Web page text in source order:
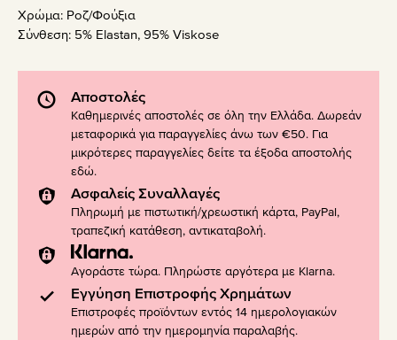
Χρώμα: Ροζ/Φούξια
Σύνθεση: 5% Elastan, 95% Viskose
Αποστολές
Καθημερινές αποστολές σε όλη την Ελλάδα. Δωρεάν
μεταφορικά για παραγγελίες άνω των €50. Για
μικρότερες παραγγελίες δείτε τα έξοδα αποστολής
εδώ.
Ασφαλείς Συναλλαγές
Πληρωμή με πιστωτική/χρεωστική κάρτα, PayPal,
τραπεζική κατάθεση, αντικαταβολή.
Αγοράστε τώρα. Πληρώστε αργότερα με Klarna.
Εγγύηση Επιστροφής Χρημάτων
Επιστροφές προϊόντων εντός 14 ημερολογιακών
ημερών από την ημερομηνία παραλαβής.